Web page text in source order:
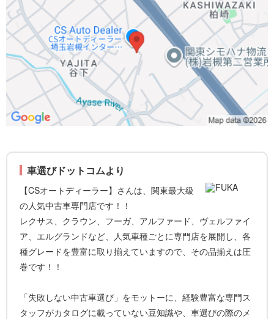
車選びドットコムより
【CSオートディーラー】さんは、関東最大級
の人気中古車専門店です！！
レクサス、クラウン、フーガ、アルファード、ヴェルファイ
ア、エルグランドなど、人気車種ごとに専門店を展開し、各
種グレードを豊富に取り揃えていますので、その品揃えは圧
巻です！！
「失敗しない中古車選び」をモットーに、経験豊富な専門ス
タッフがカタログに載っていない豆知識や、車選びの際のメ